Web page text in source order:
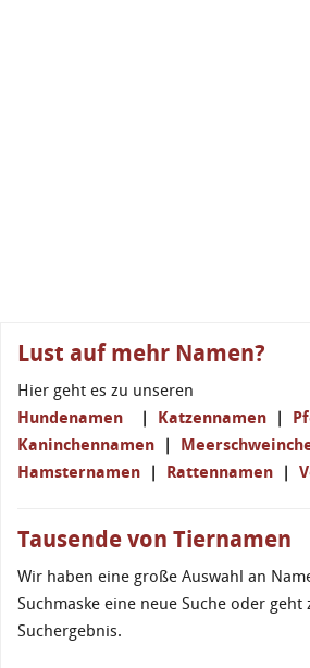
Lust auf mehr Namen?
Hier geht es zu unseren
Hundenamen | Katzennamen |
Kaninchennamen |
Hamsternamen | Rattennamen |
Tausende von Tiernamen
Wir haben eine große Auswahl an
Suchmaske eine neue Suche oder geht
Suchergebnis.